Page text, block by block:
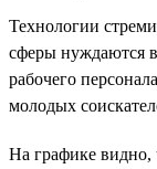
Технологии
сферы нуждаются
рабочего
молодых
На графике